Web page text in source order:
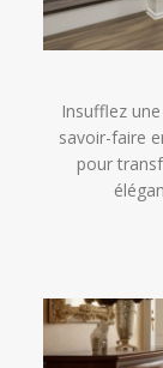
Insufflez
savoir-faire
pour